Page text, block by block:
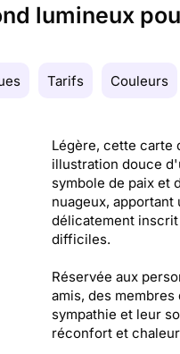
lumineux
Tarifs Couleurs
Légère, cette carte
illustration douce
symbole de paix et
nuageux,
délicatement inscrit
difficiles.
Réservée aux
amis, des
sympathie et leur
réconfort et